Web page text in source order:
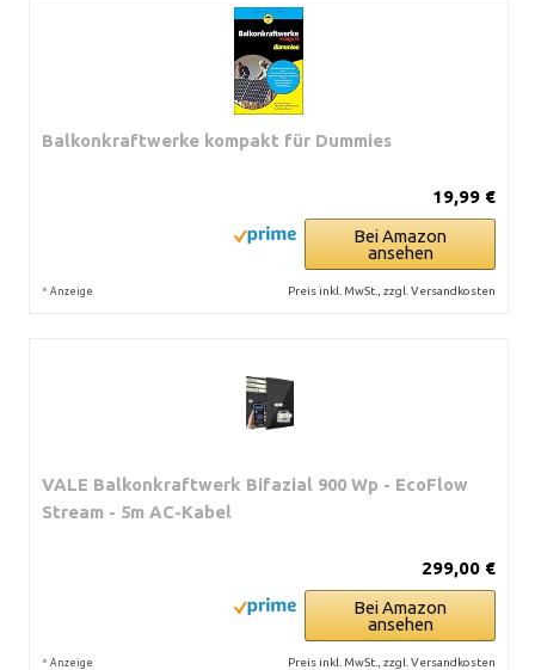
Balkonkraftwerke kompakt für Dummies
19,99 €
Bei Amazon
ansehen
* Anzeige Preis inkl. MwSt., zzgl. Versandkosten
VALE Balkonkraftwerk Bifazial 900 Wp - EcoFlow
Stream - 5m AC-Kabel
299,00 €
Bei Amazon
ansehen
* Anzeige Preis inkl. MwSt., zzgl. Versandkosten